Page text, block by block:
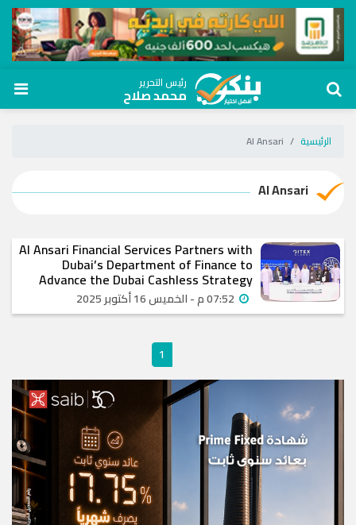
رئيس التحرير
محمد صلاح
الرئيسية Al Ansari
Al Ansari
Al Ansari Financial Services Partners with
Dubai’s Department of Finance to
Advance the Dubai Cashless Strategy
1